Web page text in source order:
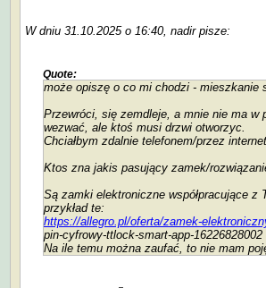
W dniu 31.10.2025 o 16:40, nadir pisze:
Quote:
może opiszę o co mi chodzi - mieszkanie
Przewróci, się zemdleje, a mnie nie ma w
wezwać, ale ktoś musi drzwi otworzyc.
Chciałbym zdalnie telefonem/przez internet.
Ktos zna jakis pasujący zamek/
Są zamki elektroniczne współpracujące z
przykład te:
https://allegro.pl/oferta/zamek-
pin-cyfrowy-ttlock-smart-app-16226828002
Na ile temu można zaufać, to nie mam